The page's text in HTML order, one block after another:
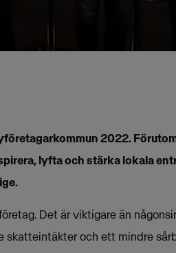
2022.
lyfta och stärka lokala
Det är viktigare än
och ett mindre